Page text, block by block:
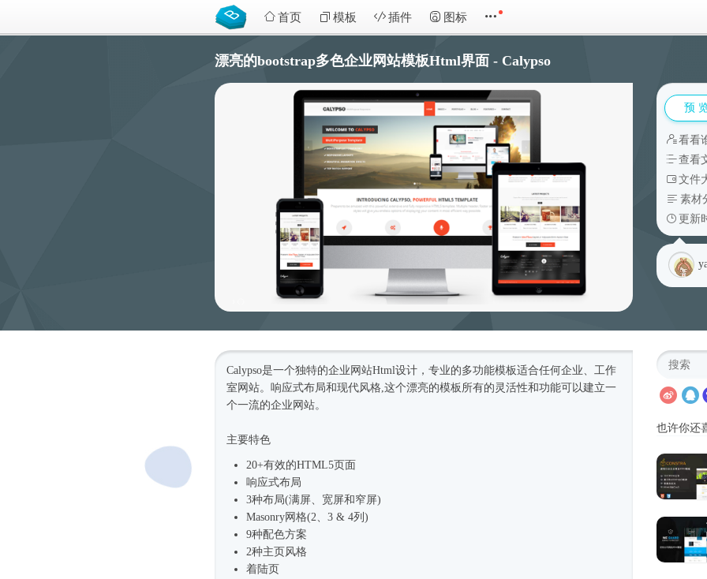
首页 模板 插件 图标
漂亮的bootstrap多色企业网站模板Html界面 - Calypso
预
看看
查看
文件
素材
更新
Calypso是一个独特的企业网站Html设计，专业的多功能模板适合任何企业、工作
室网站。 响应式布局和现代风格,这个漂亮的模板所有的灵活性和功能可以建立一
个一流的企业网站。
主要特色
20+有效的HTML5页面
响应式布局
3种布局(满屏、宽屏和窄屏)
Masonry网格(2、3 & 4列)
9种配色方案
2种主页风格
着陆页
也许你还